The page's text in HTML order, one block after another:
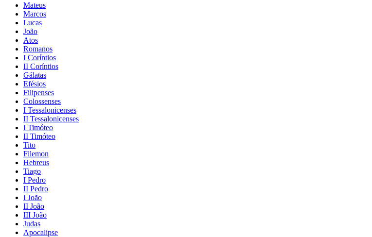
Mateus
Marcos
Lucas
João
Atos
Romanos
I Coríntios
II Coríntios
Gálatas
Efésios
Filipenses
Colossenses
I Tessalonicenses
II Tessalonicenses
I Timóteo
II Timóteo
Tito
Filemon
Hebreus
Tiago
I Pedro
II Pedro
I João
II João
III João
Judas
Apocalipse